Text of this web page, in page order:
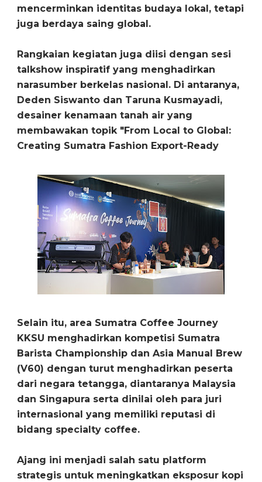
mencerminkan identitas budaya lokal, tetapi
juga berdaya saing global.
Rangkaian kegiatan juga diisi dengan sesi
talkshow inspiratif yang menghadirkan
narasumber berkelas nasional. Di antaranya,
Deden Siswanto dan Taruna Kusmayadi,
desainer kenamaan tanah air yang
membawakan topik "From Local to Global:
Creating Sumatra Fashion Export-Ready
Selain itu, area Sumatra Coffee Journey
KKSU menghadirkan kompetisi Sumatra
Barista Championship dan Asia Manual Brew
(V60) dengan turut menghadirkan peserta
dari negara tetangga, diantaranya Malaysia
dan Singapura serta dinilai oleh para juri
internasional yang memiliki reputasi di
bidang specialty coffee.
Ajang ini menjadi salah satu platform
strategis untuk meningkatkan eksposur kopi